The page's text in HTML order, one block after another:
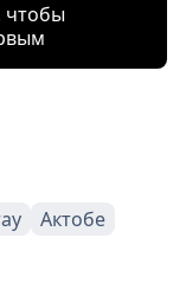
чтобы
Актобе